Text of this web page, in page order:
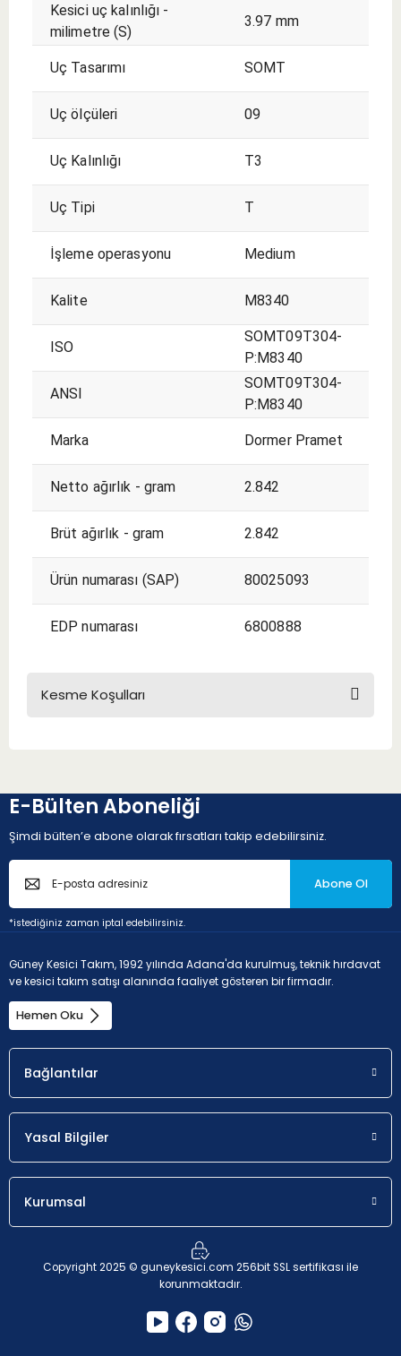
Kesici uç kalınlığı -
milimetre (S)
3.97 mm
Uç Tasarımı SOMT
Uç ölçüleri 09
Uç Kalınlığı T3
Uç Tipi T
İşleme operasyonu Medium
Kalite M8340
ISO
SOMT09T304-
P:M8340
ANSI
SOMT09T304-
P:M8340
Marka Dormer Pramet
Netto ağırlık - gram 2.842
Brüt ağırlık - gram 2.842
Ürün numarası (SAP) 80025093
EDP numarası 6800888
Kesme Koşulları
45HRC)
Uygunluk
M - Paslanmaz çelik (korozyona dayanıklı çelikler, krom
oranı > %11
Uygunluk a
0.5 - 8 mm
K - Dökme demir (Dökme demir ve %2'den düşük karbon
E-Bülten Aboneliği
Şimdi bülten’e abone olarak fırsatları takip edebilirsiniz.
Abone Ol
*istediğiniz zaman iptal edebilirsiniz.
Güney Kesici Takım, 1992 yılında Adana'da kurulmuş, teknik hırdavat
ve kesici takım satışı alanında faaliyet gösteren bir firmadır.
Hemen Oku
Bağlantılar
Yasal Bilgiler
Kurumsal
Copyright 2025 © guneykesici.com 256bit SSL sertifikası ile
korunmaktadır.